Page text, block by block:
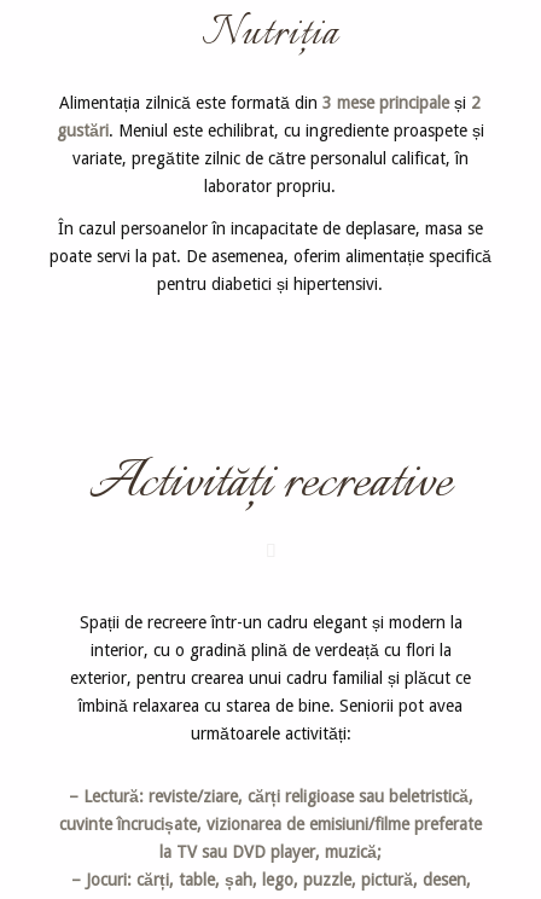
Nutriţia
Alimentația zilnică este formată din3 mese principaleși 2
gustări. Meniul este echilibrat, cu ingrediente proaspete și
variate, pregătite zilnic de către personalul calificat, în
laborator propriu.
În cazul persoanelor în incapacitate de deplasare, masa se
poate servi la pat. De asemenea, oferim alimentație specifică
pentru diabetici și hipertensivi.
Activităţi recreative
Spații de recreere într-un cadru elegant și modern la
interior, cu o gradină plină de verdeață cu flori la
exterior, pentru crearea unui cadru familial și plăcut ce
îmbină relaxarea cu starea de bine. Seniorii pot avea
următoarele activități:
– Lectură: reviste/ziare, cărți religioase sau beletristică,
cuvinte încrucișate, vizionarea de emisiuni/filme preferate
la TV sau DVD player, muzică;
– Jocuri: cărți, table, șah, lego, puzzle, pictură, desen,